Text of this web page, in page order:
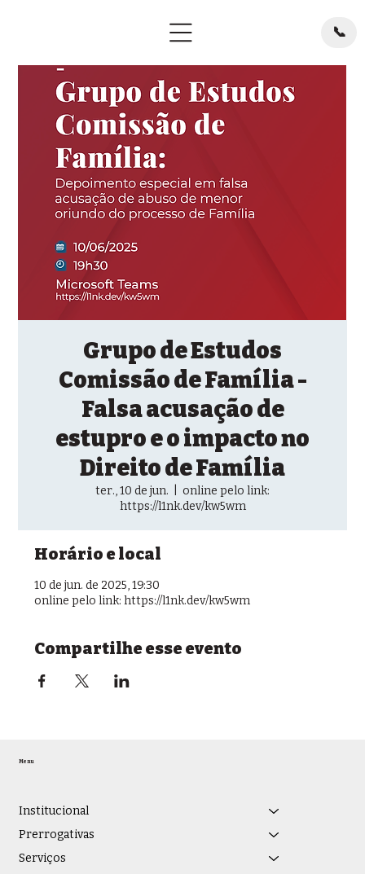
📞
Grupo de Estudos
Comissão de Família -
Falsa acusação de
estupro e o impacto no
Direito de Família
ter., 10 de jun.
online pelo link:
https://l1nk.dev/kw5wm
Horário e local
10 de jun. de 2025, 19:30
online pelo link: https://l1nk.dev/kw5wm
Compartilhe esse evento
Menu
Institucional
Prerrogativas
Serviços